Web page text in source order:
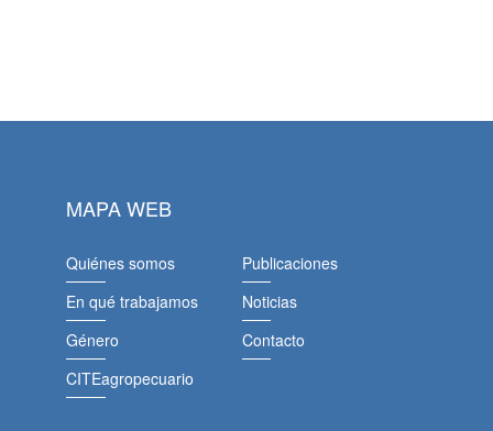
MAPA WEB
Quiénes somos
En qué trabajamos
Género
CITEagropecuario
Publicaciones
Noticias
Contacto